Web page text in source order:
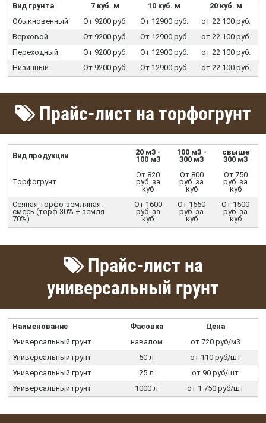
Вид грунта 7 куб. м 10 куб. м
20 куб. м
Обыкновенный
От 9200 руб. От 12900 руб.
от 22 100 руб.
Верховой
От 9200 руб. От 12900 руб.
от 22 100 руб.
Переходный
От 9200 руб. От 12900 руб.
от 22 100 руб.
Низинный
От 9200 руб. От 12900 руб. от 22 100 руб.
Прайс-лист на торфогрунт
Вид продукции
20 м3 -
100 м3
100 м3 -
300 м3
свыше
300 м3
Торфогрунт
От 820
руб. за
куб
От 800
руб. за
куб
От 750
руб. за
куб
Сеяная торфо-земляная
смесь (торф 30% + земля
70%)
От 1600
руб. за
куб
От 1550
руб. за
куб
От 1500
руб. за
куб
Прайс-лист на
универсальный грунт
Наименование Фасовка
Цена
Универсальный грунт
навалом
от 720 руб/м3
Универсальный грунт
50 л
от 110 руб/шт
Универсальный грунт
25 л
от 90 руб/шт
Универсальный грунт
1000 л от 1 750 руб/шт